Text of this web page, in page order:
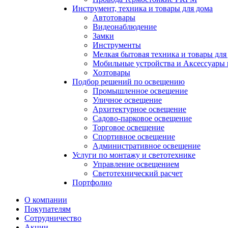
Инструмент, техника и товары для дома
Автотовары
Видеонаблюдение
Замки
Инструменты
Мелкая бытовая техника и товары для
Мобильные устройства и Аксессуары
Хозтовары
Подбор решений по освещению
Промышленное освещение
Уличное освещение
Архитектурное освещение
Садово-парковое освещение
Торговое освещение
Спортивное освещение
Административное освещение
Услуги по монтажу и светотехнике
Управление освещением
Светотехнический расчет
Портфолио
О компании
Покупателям
Сотрудничество